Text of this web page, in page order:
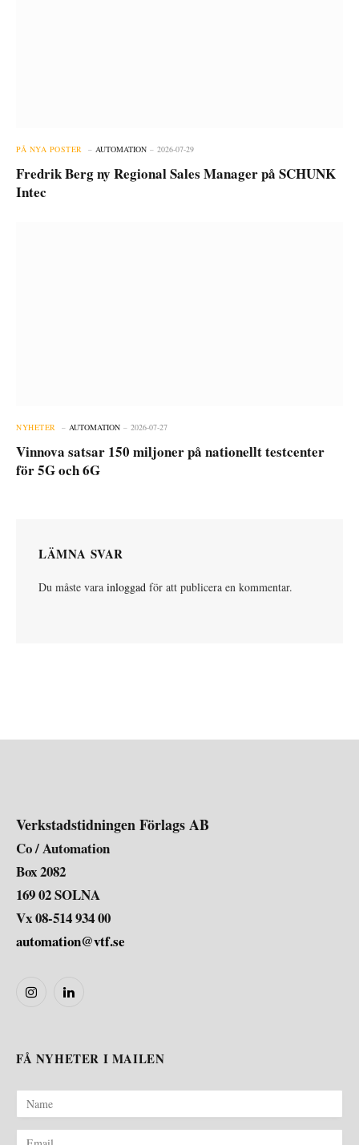
PÅ NYA POSTER AUTOMATION 2026-07-29
Fredrik Berg ny Regional Sales Manager på SCHUNK
Intec
NYHETER AUTOMATION 2026-07-27
Vinnova satsar 150 miljoner på nationellt testcenter
för 5G och 6G
LÄMNA SVAR
Du måste vara inloggad för att publicera en kommentar.
Verkstadstidningen Förlags AB
Co / Automation
Box 2082
169 02 SOLNA
Vx 08-514 934 00
automation@vtf.se
InstagramLinkedIn
FÅ NYHETER I MAILEN